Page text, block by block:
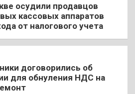
осудили продавцов
кассовых аппаратов
от налогового учета
договорились об
для обнуления НДС на